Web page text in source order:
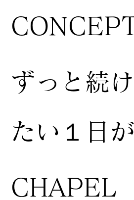
ずっと続
たい１日
CHAPEL